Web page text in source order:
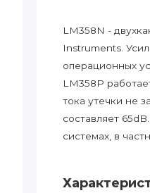
LM358N -
Instruments.
операционных
LM358P
тока утечки не
составляет
системах, в